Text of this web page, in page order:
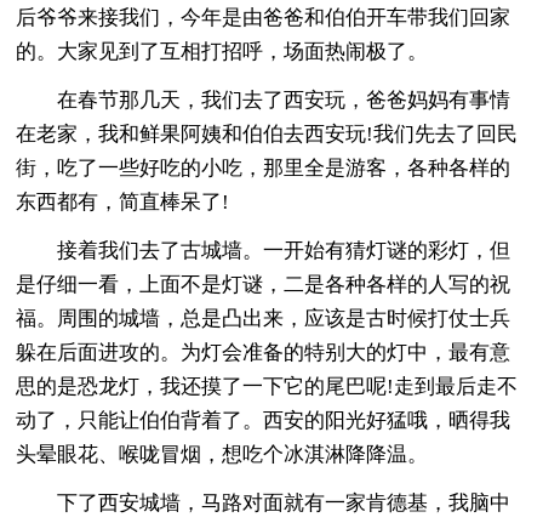
后爷爷来接我们，今年是由爸爸和伯伯开车带我们回家
的。大家见到了互相打招呼，场面热闹极了。
在春节那几天，我们去了西安玩，爸爸妈妈有事情
在老家，我和鲜果阿姨和伯伯去西安玩!我们先去了回民
街，吃了一些好吃的小吃，那里全是游客，各种各样的
东西都有，简直棒呆了!
接着我们去了古城墙。一开始有猜灯谜的彩灯，但
是仔细一看，上面不是灯谜，二是各种各样的人写的祝
福。周围的城墙，总是凸出来，应该是古时候打仗士兵
躲在后面进攻的。为灯会准备的特别大的灯中，最有意
思的是恐龙灯，我还摸了一下它的尾巴呢!走到最后走不
动了，只能让伯伯背着了。西安的阳光好猛哦，晒得我
头晕眼花、喉咙冒烟，想吃个冰淇淋降降温。
下了西安城墙，马路对面就有一家肯德基，我脑中